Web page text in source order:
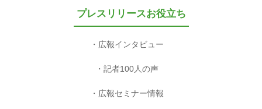
プレスリリースお役立ち
広報インタビュー
記者100人の声
広報セミナー情報